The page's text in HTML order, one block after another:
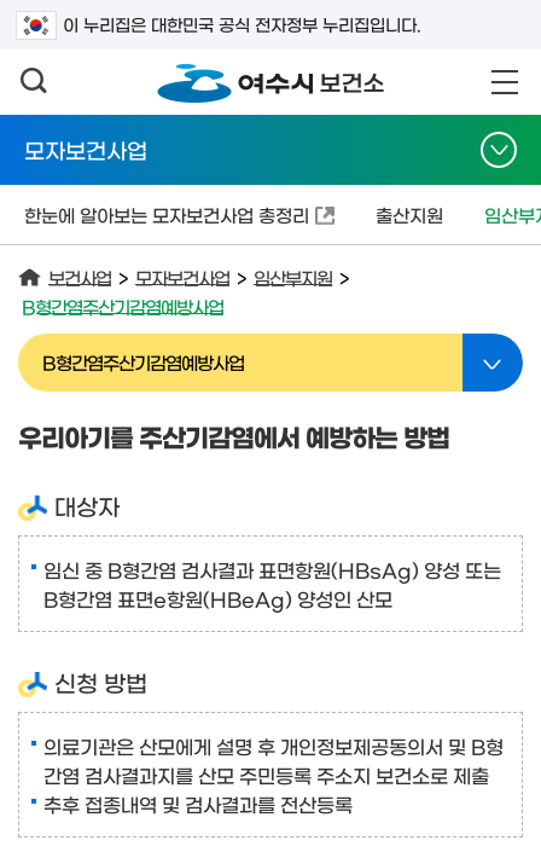
이 누리집은 대한민국 공식 전자정부 누리집입니다.
검색어를 입력하세요
모자보건사업
한눈에 알아보는 모자보건사업 총정리 출산지원 임산부
보건사업 > 모자보건사업 > 임산부지원 >
B형간염주산기감염예방사업
B형간염주산기감염예방사업
우리아기를 주산기감염에서 예방하는 방법
대상자
임신 중 B형간염 검사결과 표면항원(HBsAg) 양성 또는
B형간염 표면e항원(HBeAg) 양성인 산모
신청 방법
의료기관은 산모에게 설명 후 개인정보제공동의서 및 B형
간염 검사결과지를 산모 주민등록 주소지 보건소로 제출
추후 접종내역 및 검사결과를 전산등록